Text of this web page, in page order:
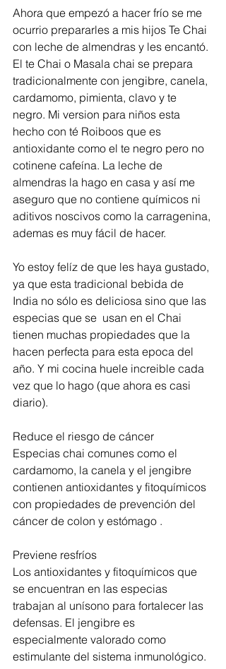
Ahora que empezó a hacer frío se me
ocurrio prepararles a mis hijos Te Chai
con leche de almendras y les encantó.
El te Chai o Masala chai se prepara
tradicionalmente con jengibre, canela,
cardamomo, pimienta, clavo y te
negro. Mi version para niños esta
hecho con té Roiboos que es
antioxidante como el te negro pero no
cotinene cafeína. La leche de
almendras la hago en casa y así me
aseguro que no contiene químicos ni
aditivos noscivos como la carragenina,
ademas es muy fácil de hacer.
Yo estoy felíz de que les haya gustado,
ya que esta tradicional bebida de
India no sólo es deliciosa sino que las
especias que se  usan en el Chai
tienen muchas propiedades que la
hacen perfecta para esta epoca del
año. Y mi cocina huele increible cada
vez que lo hago (que ahora es casi
diario).
Reduce el riesgo de cáncer
Especias chai comunes como el
cardamomo, la canela y el jengibre
contienen antioxidantes y fitoquímicos
con propiedades de prevención del
cáncer de colon y estómago .
Previene resfríos
Los antioxidantes y fitoquímicos que
se encuentran en las especias
trabajan al unísono para fortalecer las
defensas. El jengibre es
especialmente valorado como
estimulante del sistema inmunológico.